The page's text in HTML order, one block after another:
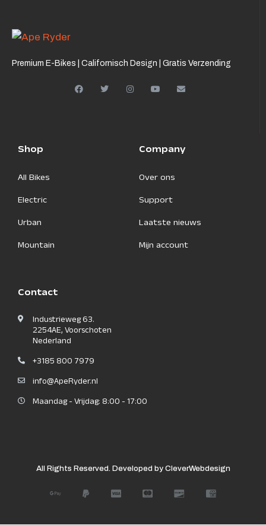
Premium E-Bikes | Californisch Design | Gratis Verzending
Shop
All Bikes
Electric
Urban
Mountain
Company
Over ons
Support
Laatste nieuws
Mijn account
Contact
Industrieweg 63.
2254AE, Voorschoten
Nederland
+3185 800 7979
info@ApeRyder.nl
Maandag - Vrijdag: 8:00 - 17:00
All Rights Reserved. Developed by CleverWebdesign